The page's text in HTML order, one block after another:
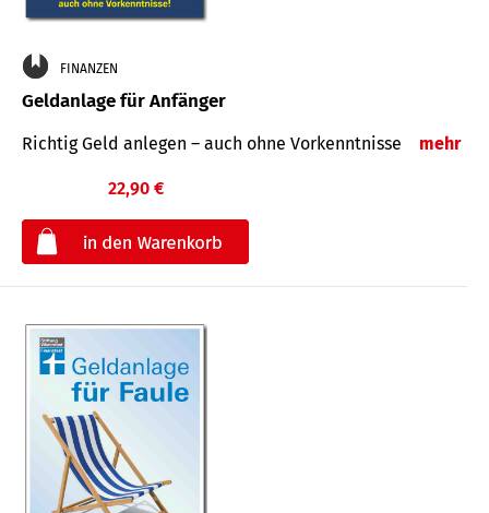
FINANZEN
Geldanlage für Anfänger
Richtig Geld anlegen – auch ohne Vorkenntnisse mehr
22,90 €